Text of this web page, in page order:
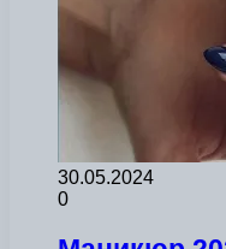
30.05.2024
0